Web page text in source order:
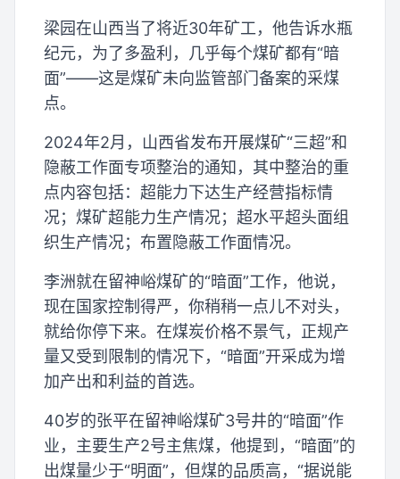
梁园在山西当了将近30年矿工，他告诉水瓶
纪元，为了多盈利，几乎每个煤矿都有“暗
面”——这是煤矿未向监管部门备案的采煤
点。
2024年2月，山西省发布开展煤矿“三超”和
隐蔽工作面专项整治的通知，其中整治的重
点内容包括：超能力下达生产经营指标情
况；煤矿超能力生产情况；超水平超头面组
织生产情况；布置隐蔽工作面情况。
李洲就在留神峪煤矿的“暗面”工作，他说，
现在国家控制得严，你稍稍一点儿不对头，
就给你停下来。在煤炭价格不景气，正规产
量又受到限制的情况下，“暗面”开采成为增
加产出和利益的首选。
40岁的张平在留神峪煤矿3号井的“暗面”作
业，主要生产2号主焦煤，他提到，“暗面”的
出煤量少于“明面”，但煤的品质高，“据说能